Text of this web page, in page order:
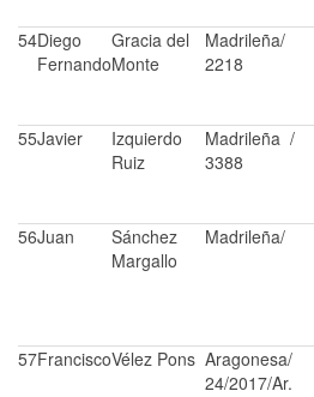
54Diego
Fernando
Gracia del
Monte
Madrileña/
2218
55Javier
Izquierdo
Ruiz
Madrileña /
3388
56Juan
Sánchez
Margallo
Madrileña/
57FranciscoVélez Pons Aragonesa/
24/2017/Ar.